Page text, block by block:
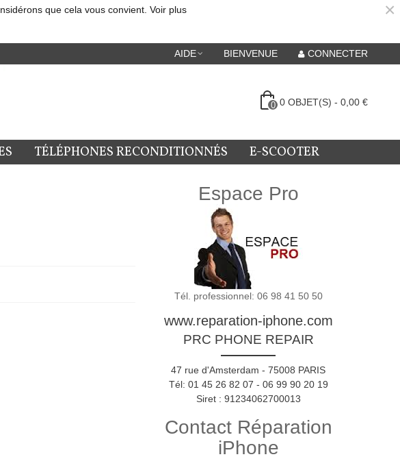
que cela vous convient. Voir plus ×
AIDE BIENVENUE CONNECTER
0 0 OBJET(S) - 0,00 €
TÉLÉPHONES RECONDITIONNÉS E-SCOOTER
Espace Pro
Tél. professionnel: 06 98 41 50 50
www.reparation-iphone.com
PRC PHONE REPAIR
47 rue d'Amsterdam - 75008 PARIS
Tél: 01 45 26 82 07 - 06 99 90 20 19
Siret : 91234062700013
Contact Réparation
iPhone